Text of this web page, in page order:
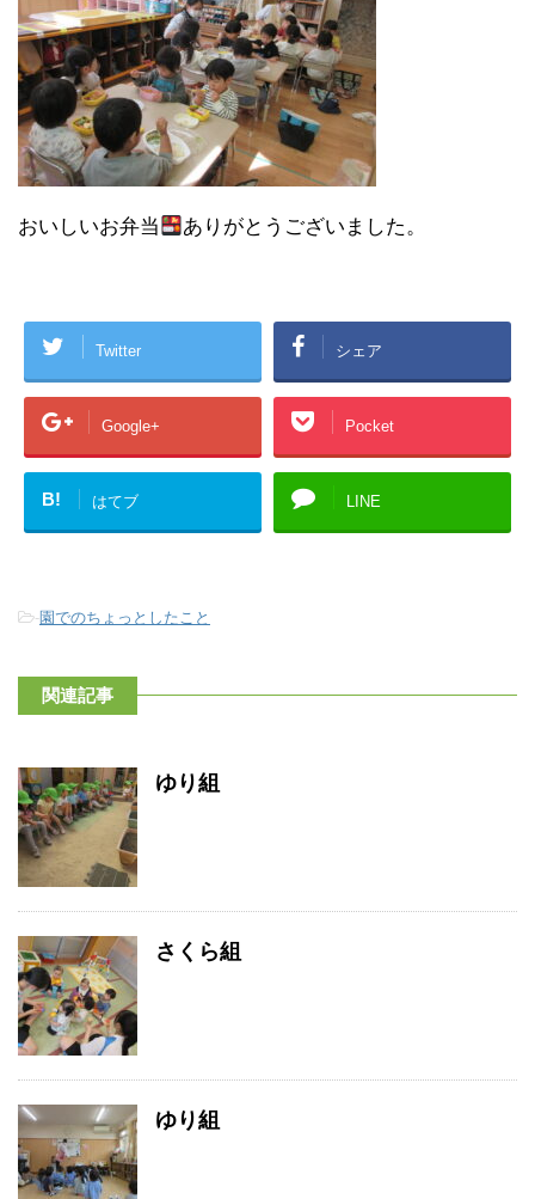
おいしいお弁当 ありがとうございました。
Twitter シェア
Google+ Pocket
B! はてブ LINE
-園でのちょっとしたこと
関連記事
ゆり組
さくら組
ゆり組